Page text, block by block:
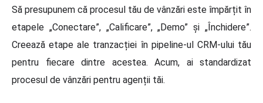
Să presupunem că procesul tău de vânzări este împărțit în
etapele „Conectare”, „Calificare”, „Demo” și „Închidere”.
Creează etape ale tranzacției în pipeline-ul CRM-ului tău
pentru fiecare dintre acestea. Acum, ai standardizat
procesul de vânzări pentru agenții tăi.